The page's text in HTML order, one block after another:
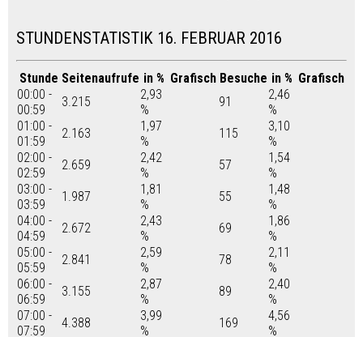
STUNDENSTATISTIK 16. FEBRUAR 2016
Stunde Seitenaufrufe in % Grafisch Besuche in % Grafisch
00:00 -
00:59
3.215
2,93
%
91
2,46
%
01:00 -
01:59
2.163
1,97
%
115
3,10
%
02:00 -
02:59
2.659
2,42
%
57
1,54
%
03:00 -
03:59
1.987
1,81
%
55
1,48
%
04:00 -
04:59
2.672
2,43
%
69
1,86
%
05:00 -
05:59
2.841
2,59
%
78
2,11
%
06:00 -
06:59
3.155
2,87
%
89
2,40
%
07:00 -
07:59
4.388
3,99
%
169
4,56
%